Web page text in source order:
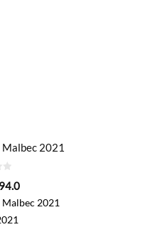
2021
94.0
2021